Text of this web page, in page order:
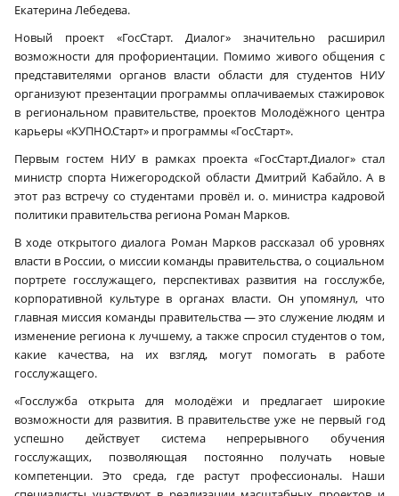
Екатерина Лебедева.
Новый проект «ГосСтарт. Диалог» значительно расширил
возможности для профориентации. Помимо живого общения с
представителями органов власти области для студентов НИУ
организуют презентации программы оплачиваемых стажировок
в региональном правительстве, проектов Молодёжного центра
карьеры «КУПНО.Старт» и программы «ГосСтарт».
Первым гостем НИУ в рамках проекта «ГосСтарт.Диалог» стал
министр спорта Нижегородской области Дмитрий Кабайло. А в
этот раз встречу со студентами провёл и. о. министра кадровой
политики правительства региона Роман Марков.
В ходе открытого диалога Роман Марков рассказал об уровнях
власти в России, о миссии команды правительства, о социальном
портрете госслужащего, перспективах развития на госслужбе,
корпоративной культуре в органах власти. Он упомянул, что
главная миссия команды правительства — это служение людям и
изменение региона к лучшему, а также спросил студентов о том,
какие качества, на их взгляд, могут помогать в работе
госслужащего.
«Госслужба открыта для молодёжи и предлагает широкие
возможности для развития. В правительстве уже не первый год
успешно действует система непрерывного обучения
госслужащих, позволяющая постоянно получать новые
компетенции. Это среда, где растут профессионалы. Наши